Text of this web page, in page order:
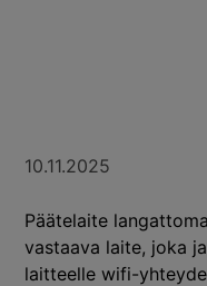
10.11.2025
Päätelaite
vastaava laite, joka
laitteelle wifi-